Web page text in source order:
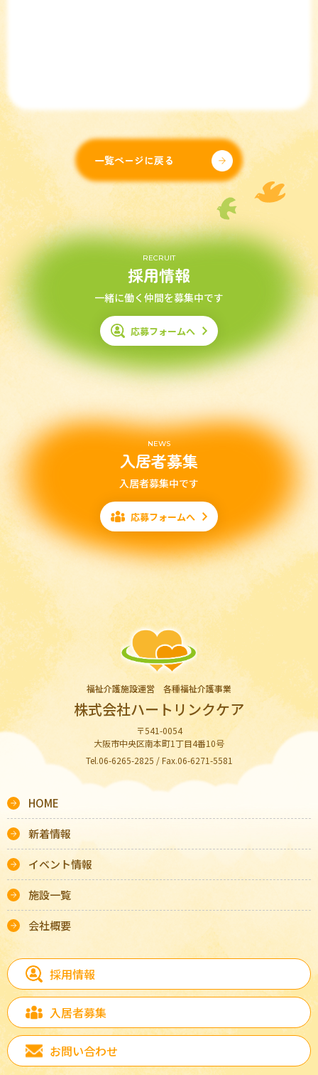
一覧ページに戻る
RECRUIT
採用情報
一緒に働く仲間を募集中です
応募フォームへ
NEWS
入居者募集
入居者募集中です
応募フォームへ
福祉介護施設運営 各種福祉介護事業
株式会社ハートリンクケア
〒541-0054
大阪市中央区南本町1丁目4番10号
Tel.06-6265-2825 / Fax.06-6271-5581
HOME
新着情報
イベント情報
施設一覧
会社概要
採用情報
入居者募集
お問い合わせ